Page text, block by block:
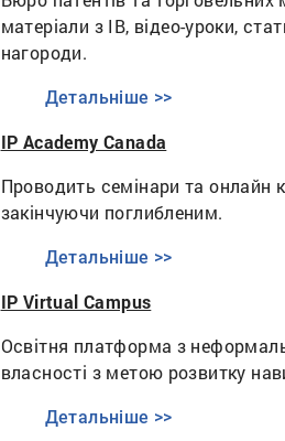
матеріали з ІВ, відео-уроки,
нагороди.
Детальніше >>
IP Academy Canada
Проводить семінари та онлайн
закінчуючи поглибленим.
Детальніше >>
IP Virtual Campus
Освітня платформа з
власності з метою розвитку
Детальніше >>